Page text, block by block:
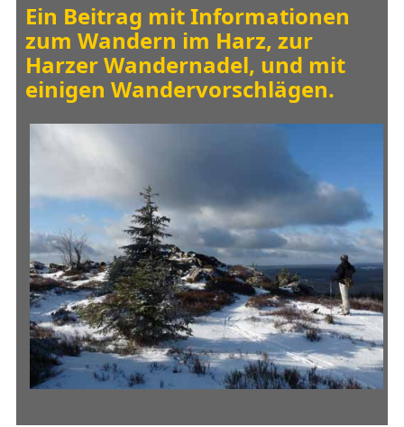
Ein Beitrag mit Informationen
zum Wandern im Harz, zur
Harzer Wandernadel, und mit
einigen Wandervorschlägen.